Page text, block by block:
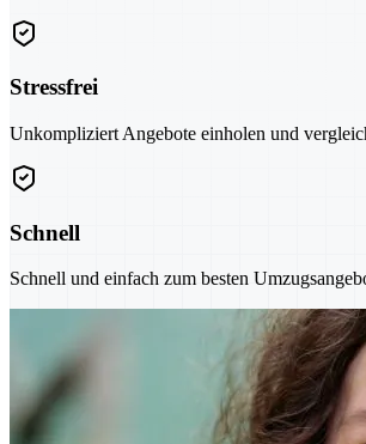
Stressfrei
Unkompliziert Angebote einholen und
Schnell
Schnell und einfach zum besten